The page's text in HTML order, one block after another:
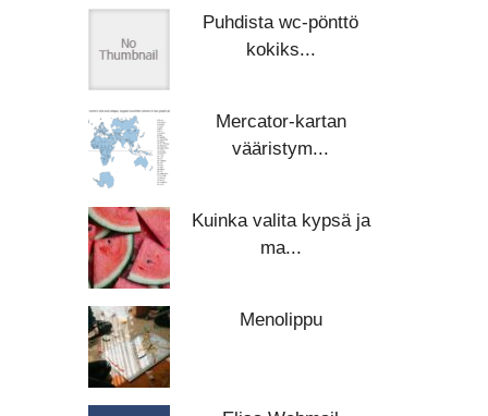
Puhdista wc-pönttö
kokiks...
Mercator-kartan
vääristym...
Kuinka valita kypsä ja
ma...
Menolippu